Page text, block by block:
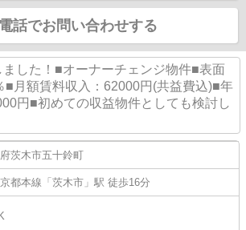
電話でお問い合わせする
した！■オーナーチェンジ物件■表面
■月額賃料収入：62000円(共益費込)■年
円■初めての収益物件としても検討し
茨木市五十鈴町
都本線 「 茨木市 」駅 徒歩16分